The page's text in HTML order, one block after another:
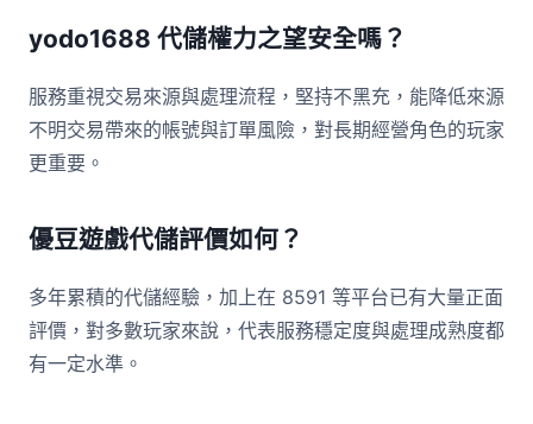
yodo1688 代儲權力之望安全嗎？
服務重視交易來源與處理流程，堅持不黑充，能降低來源
不明交易帶來的帳號與訂單風險，對長期經營角色的玩家
更重要。
優豆遊戲代儲評價如何？
多年累積的代儲經驗，加上在 8591 等平台已有大量正面
評價，對多數玩家來說，代表服務穩定度與處理成熟度都
有一定水準。